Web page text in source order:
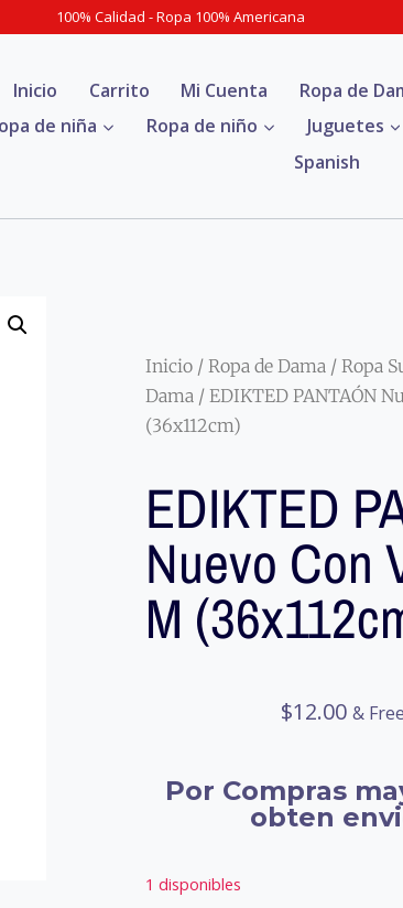
100% Calidad - Ropa 100% Americana
Inicio Carrito Mi Cuenta Ropa de
de niña
Ropa de niño Juguetes
Spanish
Inicio / Ropa de Dama / Ropa
Dama / EDIKTED PANTAÓN
(36x112cm)
EDIKTED
Nuevo Con
M
$12.00 &
Por Compras
obten
1 disponibles